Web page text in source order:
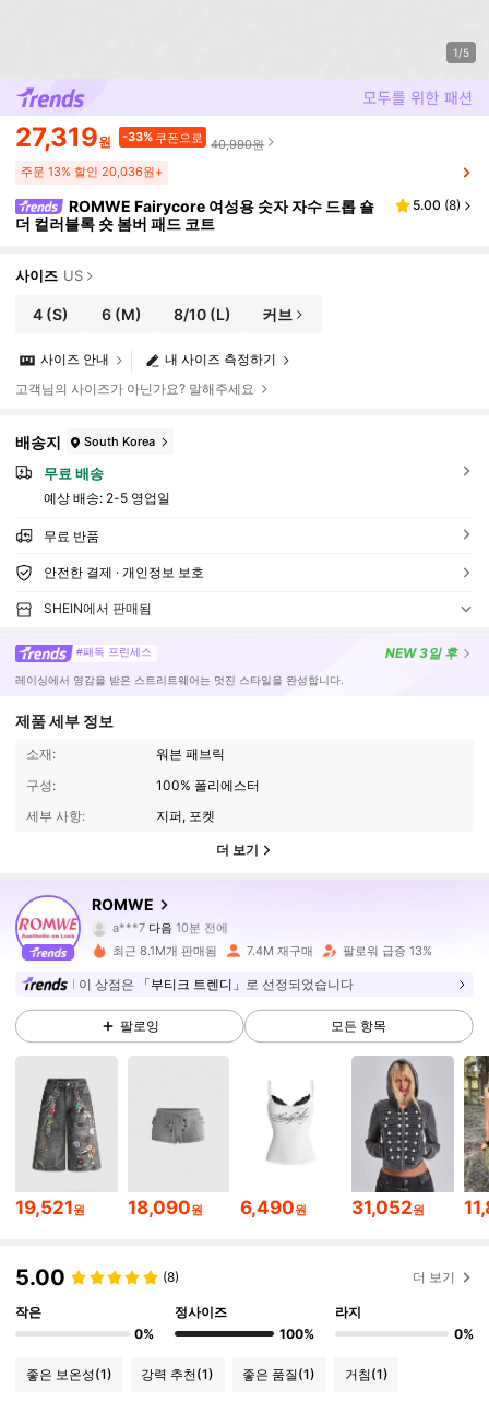
1/5
27,319원 -33%쿠폰으로
40,990원
주문 13% 할인 20,036원+
ROMWE Fairycore 여성용 숫자 자수 드롭 숄
더 컬러블록 숏 봄버 패드 코트
5.00 (8)
사이즈 US
4 (S) 6 (M) 8/10(L) 커브
내 사이즈 측정하기
사이즈 안내
고객님의 사이즈가 아닌가요? 말해주세요
배송지 South Korea
무료 배송
예상 배송: 2-5 영업일
무료 반품
안전한 결제 · 개인정보 보호
SHEIN에서 판매됨
#패독 프린세스 NEW3일 후
레이싱에서 영감을 받은 스트리트웨어는 멋진 스타일을 완성합니다.
제품 세부 정보
소재:
워븐 패브릭
구성:
100% 폴리에스터
세부 사항:
지퍼, 포켓
더 보기
ROMWE
a***7다음 10분 전에
가 탐색 중입니다
4.91
4.1M 팔로워
4.91 4.1M 팔로워
4.1M 팔로워
최근 8.1M개 판매됨 7.4M 재구매 팔로워 급증 13%
이 상점은 「부티크 트렌디」 로 선정되었습니다
팔로잉 모든 항목
19,521원 18,090원 6,490원 31,052원
5.00 (8) 더 보기
작은
0%
정사이즈
100%
라지
0%
좋은 보온성(1) 강력 추천(1) 좋은 품질(1) 거침(1)